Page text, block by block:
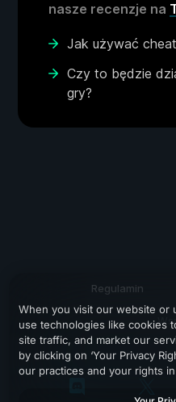
nasze recenzje na
Jak używać
Czy to będzie
gry?
Regulamin
When you visit our website or
use technologies like cookies
site traffic, and market our
by clicking on ‘Your Privacy
our practices and your rights